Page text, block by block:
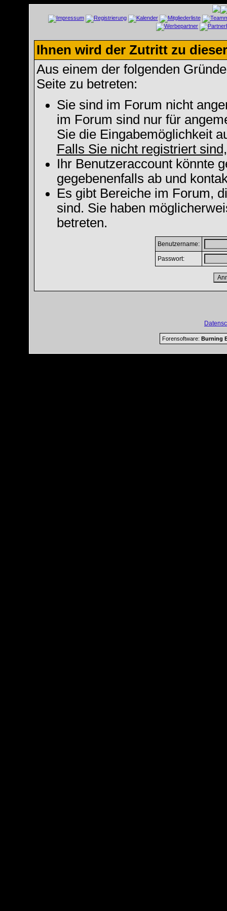
Ihnen wird der Zutritt zu
Aus einem der folgenden
Seite zu betreten:
Sie sind im Forum nicht
im Forum sind nur für
Sie die Eingabemöglichkeit
Falls Sie nicht registriert
Ihr Benutzeraccount könnte
gegebenenfalls ab und
Es gibt Bereiche im Forum,
sind. Sie haben
betreten.
Benutzername:
Passwort:
Forensoftware: Burning